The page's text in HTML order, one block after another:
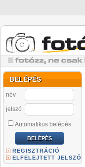
BELÉPÉS
név
jelszó
Automatikus belépés
REGISZTRÁCIÓ
ELFELEJTETT JELSZÓ